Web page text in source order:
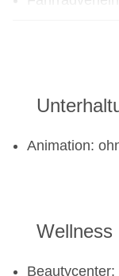
Animation:
Wellness